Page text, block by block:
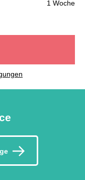
1 Woche